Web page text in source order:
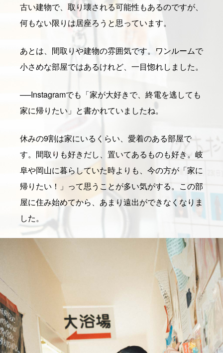
古い建物で、取り壊される可能性もあるのですが、
何もない限りは居座ろうと思っています。
あとは、間取りや建物の雰囲気です。ワンルームで
小さめな部屋ではあるけれど、一目惚れしました。
──Instagramでも「家が大好きで、終電を逃しても
家に帰りたい」と書かれていましたね。
休みの9割は家にいるくらい、愛着のある部屋で
す。間取りも好きだし、置いてあるものも好き。岐
阜や岡山に暮らしていた時よりも、今の方が「家に
帰りたい！」って思うことが多い気がする。この部
屋に住み始めてから、あまり遠出ができなくなりま
した。